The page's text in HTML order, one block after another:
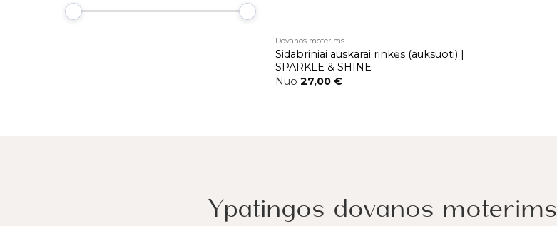
Dovanos moterims
Sidabriniai auskarai rinkės (auksuoti) |
SPARKLE & SHINE
Nuo 27,00 €
Ypatingos dovanos moterims